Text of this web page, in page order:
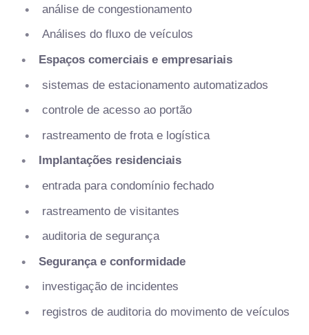
análise de congestionamento
Análises do fluxo de veículos
Espaços comerciais e empresariais
sistemas de estacionamento automatizados
controle de acesso ao portão
rastreamento de frota e logística
Implantações residenciais
entrada para condomínio fechado
rastreamento de visitantes
auditoria de segurança
Segurança e conformidade
investigação de incidentes
registros de auditoria do movimento de veículos